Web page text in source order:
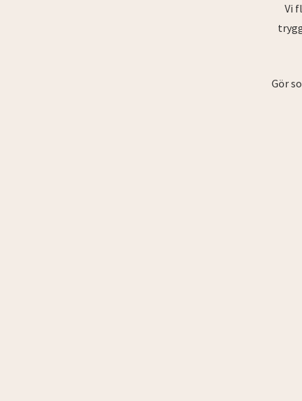
Vi
Gör